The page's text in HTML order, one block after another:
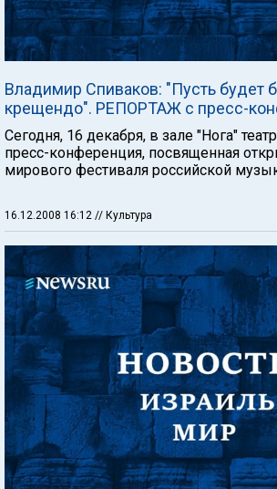
Владимир Спиваков: "Пусть будет
крещендо". РЕПОРТАЖ с пресс-
Сегодня, 16 декабря, в зале "Нога"
пресс-конференция, посвященная
мирового фестиваля российской
16.12.2008 16:12 // Культура